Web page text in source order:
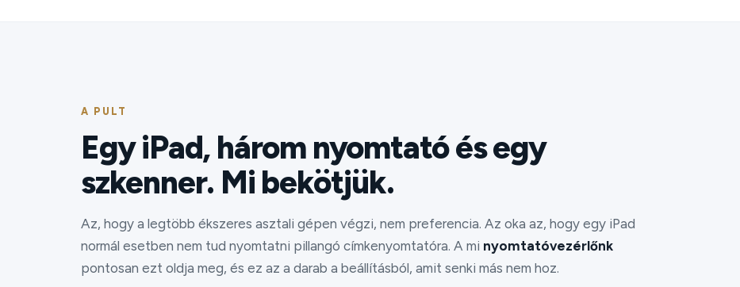
A PULT
Egy iPad, három nyomtató és egy
szkenner. Mi bekötjük.
Az, hogy a legtöbb ékszeres asztali gépen végzi, nem preferencia. Az oka az, hogy egy iPad
normál esetben nem tud nyomtatni pillangó címkenyomtatóra. A mi nyomtatóvezérlőnk
pontosan ezt oldja meg, és ez az a darab a beállításból, amit senki más nem hoz.